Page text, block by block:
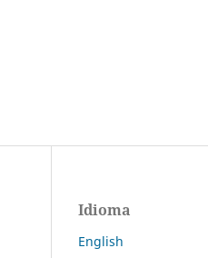
Idioma
English